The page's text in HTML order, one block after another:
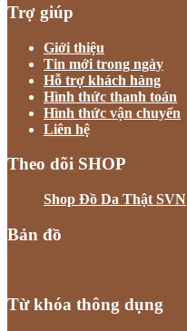
Trợ giúp
Giới thiệu
Tin mới trong ngày
Hỗ trợ khách hàng
Hình thức thanh toán
Hình thức vận chuyển
Liên hệ
Theo dõi SHOP
Shop Đồ Da Thật SVN
Bản đồ
Từ khóa thông dụng